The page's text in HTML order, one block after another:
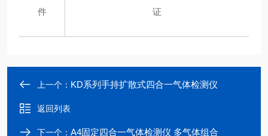
件
证
上一个： KD系列手持扩散式四合一气体检测仪
返回列表
下一个： A4固定四合一气体检测仪 多气体组合